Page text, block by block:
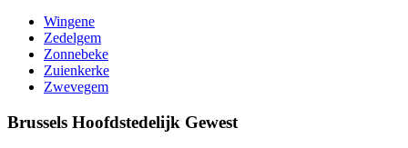
Wingene
Zedelgem
Zonnebeke
Zuienkerke
Zwevegem
Brussels Hoofdstedelijk Gewest